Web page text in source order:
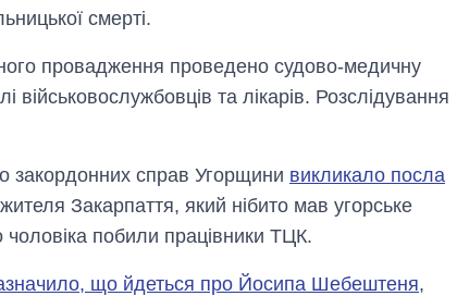
смерті.
провадження проведено судово-медичну
військовослужбовців та лікарів. Розслідування
закордонних справ Угорщини викликало посла
Закарпаття, який нібито мав угорське
побили працівники ТЦК.
що йдеться про Йосипа Шебештеня,